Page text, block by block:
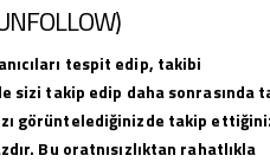
tespit edip, takibi
sizi takip edip daha sonrasında
görüntelediğinizde takip
Bu oratnısızlıktan rahatlıkla